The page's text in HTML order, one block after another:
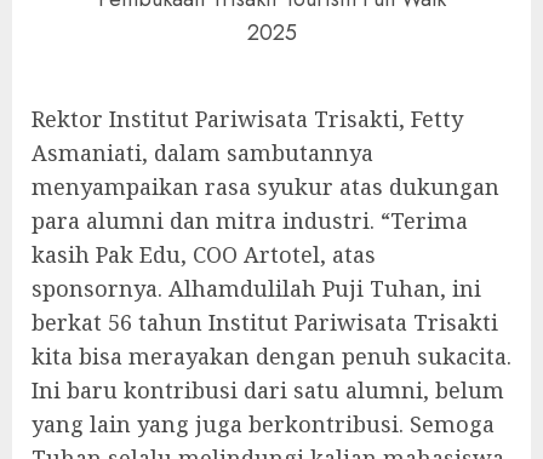
2025
Rektor Institut Pariwisata Trisakti, Fetty
Asmaniati, dalam sambutannya
menyampaikan rasa syukur atas dukungan
para alumni dan mitra industri. “Terima
kasih Pak Edu, COO Artotel, atas
sponsornya. Alhamdulilah Puji Tuhan, ini
berkat 56 tahun Institut Pariwisata Trisakti
kita bisa merayakan dengan penuh sukacita.
Ini baru kontribusi dari satu alumni, belum
yang lain yang juga berkontribusi. Semoga